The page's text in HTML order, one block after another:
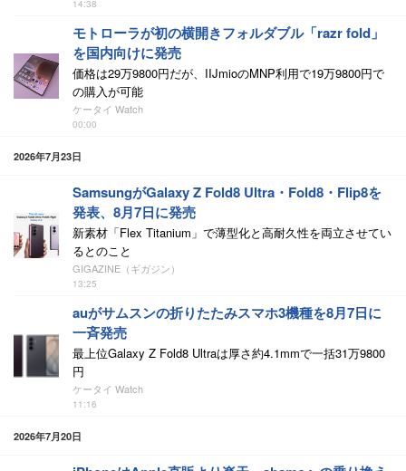
14:38
モトローラが初の横開きフォルダブル「razr fold」
を国内向けに発売
価格は29万9800円だが、IIJmioのMNP利用で19万9800円で
の購入が可能
ケータイ Watch
00:00
2026年7月23日
SamsungがGalaxy Z Fold8 Ultra・Fold8・Flip8を
発表、8月7日に発売
新素材「Flex Titanium」で薄型化と高耐久性を両立させてい
るとのこと
GIGAZINE（ギガジン）
13:25
auがサムスンの折りたたみスマホ3機種を8月7日に
一斉発売
最上位Galaxy Z Fold8 Ultraは厚さ約4.1mmで一括31万9800
円
ケータイ Watch
11:16
2026年7月20日